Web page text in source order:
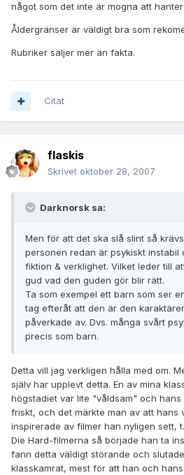
något som det inte är mogna att
Åldergränser är väldigt bra som
Rubriker säljer mer än fakta.
Citat
flaskis
Skrivet oktober 28, 2007
Darknorsk sa:
Men för att det ska slå slint så
personen redan är psykiskt instabil
fiktion & verklighet. Vilket leder till
gud vad den guden gör blir rätt.
Ta som exempel ett barn som ser
tag efteråt att den är den
påverkade av. Dvs. många svårt
precis som barn.
Detta vill jag verkligen hålla med om.
själv har upplevt detta. En av mina
högstadiet var lite "våldsam" och
friskt, och det märkte man av att hans
inspirerade av filmer han nyligen sett,
Die Hard-filmerna så började han ta
fann detta väldigt störande och
klasskamrat, mest för att han och